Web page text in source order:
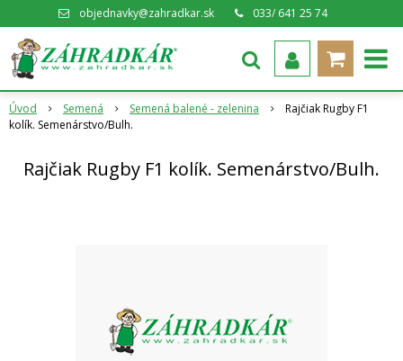
objednavky@zahradkar.sk 033/ 641 25 74
Úvod Semená Semená balené - zelenina
Rajčiak Rugby F1
kolík. Semenárstvo/Bulh.
Rajčiak Rugby F1 kolík. Semenárstvo/Bulh.